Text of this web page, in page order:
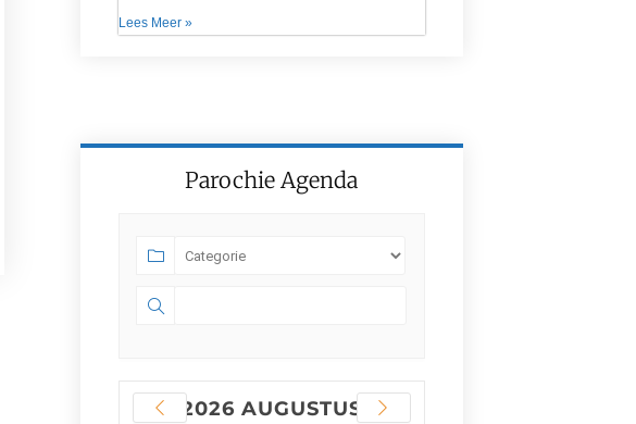
Lees Meer »
Parochie Agenda
2026 AUGUSTUS